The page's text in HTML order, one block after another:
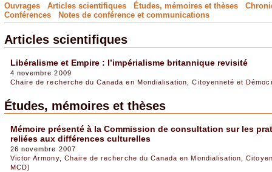
Ouvrages Articles scientifiques Études, mémoires et thèses
Conférences
Notes de conférenceet communications
Articles scientifiques
Libéralisme et Empire : l’impérialisme britannique revisité
4 novembre 2009
Chaire de recherche du Canada en Mondialisation, Citoyenneté et
Études, mémoires et thèses
Mémoire présenté à la Commission de consultation sur les
reliées aux différences culturelles
26 novembre 2007
Victor Armony, Chaire de recherche du Canada en Mondialisation,
MCD)